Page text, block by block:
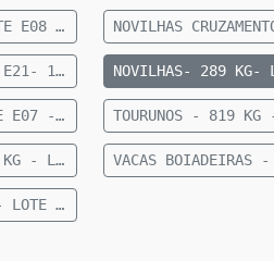
NOVILHAS - 266 KG - LOTE E08 - 22 FÊMEAS NELORE 12 A 15 MESES - 266 KG - 43 KM DE CAMAPUÃ SENTIDO FIGUEIRÃO
NOVILHAS- 283 KG- LOTE E21- 10 FEMEAS CRUZADAS- 12 A 15 MESES- 283 KG- 70 KM DE CAMAPUA SENTIDO PARAISO DAS AGUAS
TOURUNO - 824 KG - LOTE E07 - 1 TOURUNO NELORE - 824 KG - 35 KM DE CAMAPUÃ
VACAS BOIADEIRAS - 377 KG - LOTE E83 - 11 VACAS BOIADEIRA NELORE SEM DG - 377 KG - 28 KM DE CAMAPUÃ
VACAS VAZIAS - 442 KG - LOTE E82 - 20 VACAS VAZIAS - 442 KG - 63 KM DE CAMAPUÃ SENTIDO PARAÍSO